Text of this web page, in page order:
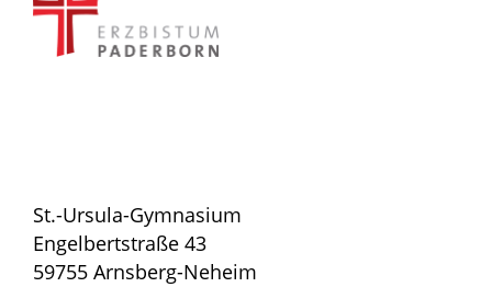
St.-Ursula-Gymnasium
Engelbertstraße 43
59755 Arnsberg-Neheim